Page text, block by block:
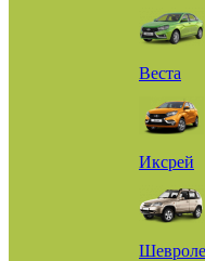
Веста
Иксрей